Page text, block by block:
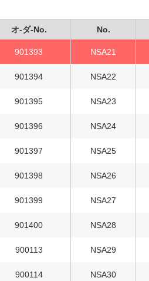
オ-ダ-No. No.
901393 NSA21
901394 NSA22
901395 NSA23
901396 NSA24
901397 NSA25
901398 NSA26
901399 NSA27
901400 NSA28
900113 NSA29
900114 NSA30